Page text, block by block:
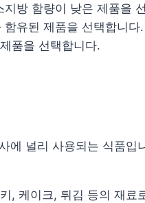
방 함량이 낮은 제품을
유된 제품을 선택합니다.
품을 선택합니다.
에 널리 사용되는 식품입
, 케이크, 튀김 등의 재료